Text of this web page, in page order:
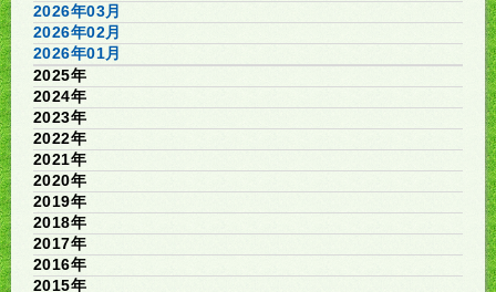
2026年03月
2026年02月
2026年01月
2025年
2024年
2023年
2022年
2021年
2020年
2019年
2018年
2017年
2016年
2015年